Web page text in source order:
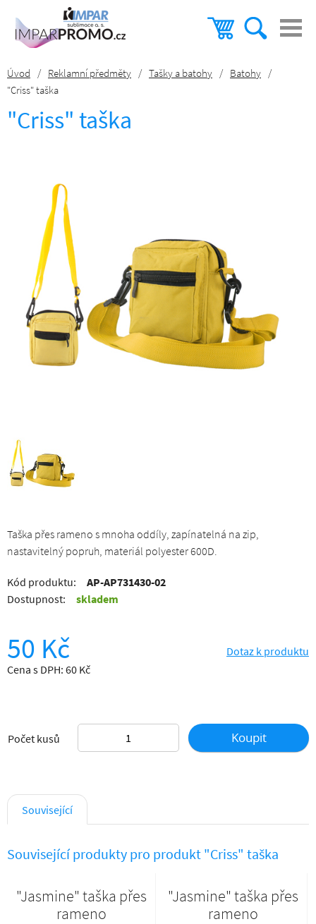
Úvod / Reklamní předměty / Tašky a batohy / Batohy /
"Criss" taška
"Criss" taška
Taška přes rameno s mnoha oddíly, zapínatelná na zip,
nastavitelný popruh, materiál polyester 600D.
Kód produktu:
AP-AP731430-02
Dostupnost:
skladem
50 Kč
Cena s DPH: 60 Kč
Dotaz k produktu
Počet kusů Koupit
Související
Související produkty pro produkt "Criss" taška
"Jasmine" taška přes
rameno
"Jasmine" taška přes
rameno